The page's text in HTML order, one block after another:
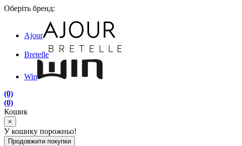
Оберіть бренд:
Ajour
Bretelle
Win
(0)
(0)
Кошик
×
У кошику порожньо!
Продовжити покупки